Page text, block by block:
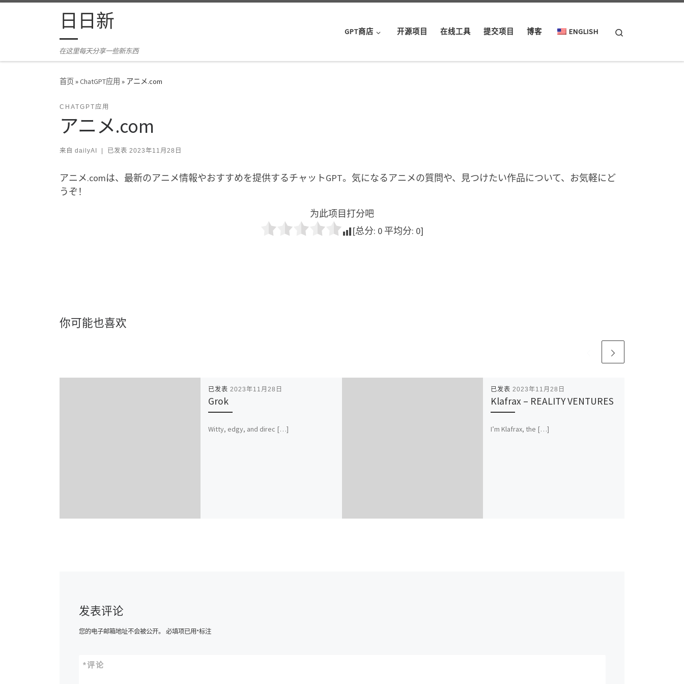
Skip to content日日新
在这里每天分享一些新东西
GPT商店 开源项目 在线工具 提交项目 博客 ENGLISH
首页»ChatGPT应用 » アニメ.com
CHATGPT应用
アニメ.com
来自 dailyAI 已发表 2023年11月28日
アニメ.comは、最新のアニメ情報やおすすめを提供するチャットGPT。気になるアニメの質問や、見つけたい作品について、お気軽にど
うぞ！
为此项目打分吧
[总分: 0 平均分: 0]
你可能也喜欢
已发表 2023年11月28日
Grok
Witty, edgy, and direc […]
已发表 2023年11月28日
Klafrax – REALITY VENTURES
I’m Klafrax, the […]
发表评论
您的电子邮箱地址不会被公开。 必填项已用*标注
评论
*